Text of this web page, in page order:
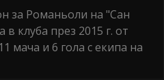
за Романьоли на "Сан
клуба през 2015 г. от
мача и 6 гола с екипа на